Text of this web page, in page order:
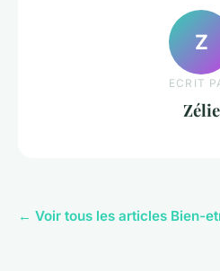
Z
ECRIT
Zélie
← Voir tous les articles Bien-